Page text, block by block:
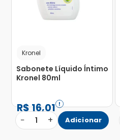
Kronel
Sabonete Líquido Íntimo
Kronel 80ml
R$16,01
− 1 + Adicionar